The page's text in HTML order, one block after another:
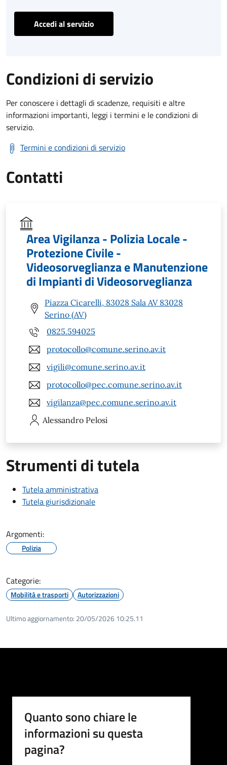
Accedi al servizio
Condizioni di servizio
Per conoscere i dettagli di scadenze, requisiti e altre
informazioni importanti, leggi i termini e le condizioni di
servizio.
Termini e condizioni di servizio
Contatti
Area Vigilanza - Polizia Locale -
Protezione Civile -
Videosorveglianza e Manutenzione
di Impianti di Videosorveglianza
Piazza Cicarelli, 83028 Sala AV 83028
Serino (AV)
0825.594025
protocollo@comune.serino.av.it
vigili@comune.serino.av.it
protocollo@pec.comune.serino.av.it
vigilanza@pec.comune.serino.av.it
Alessandro Pelosi
Strumenti di tutela
Tutela amministrativa
Tutela giurisdizionale
Argomenti:
Polizia
Categorie:
Mobilità e trasporti Autorizzazioni
Ultimo aggiornamento: 20/05/2026 10:25.11
Quanto sono chiare le
informazioni su questa
pagina?